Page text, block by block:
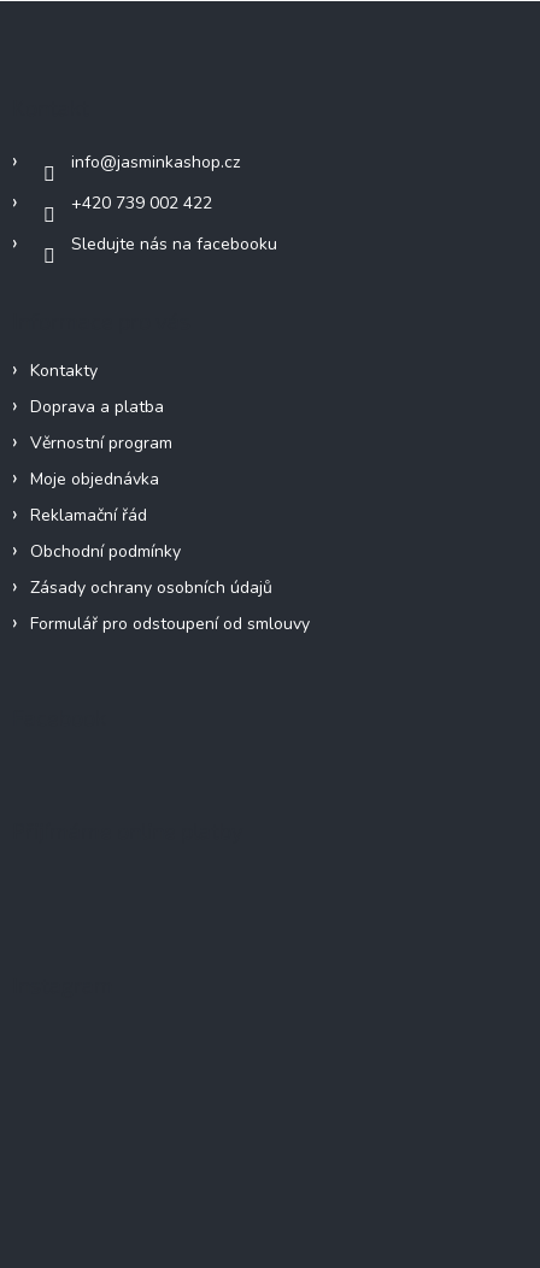
info@jasminkashop.cz
+420 739 002 422
Sledujte nás na facebooku
Kontakty
Doprava a platba
Věrnostní program
Moje objednávka
Reklamační řád
Obchodní podmínky
Zásady ochrany osobních údajů
Formulář pro odstoupení od smlouvy